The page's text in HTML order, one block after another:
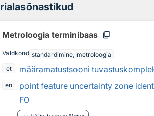
Metroloogia terminibaas content_copy
Valdkond standardimine, metroloogia
et
määramatustsooni
en
point feature uncertainty zone
F0